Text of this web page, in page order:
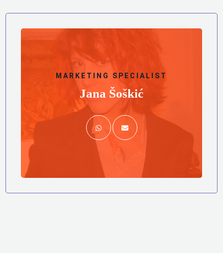
MARKETING SPECIALIST
MARKETING SPECIALIST
Jana Šoškić